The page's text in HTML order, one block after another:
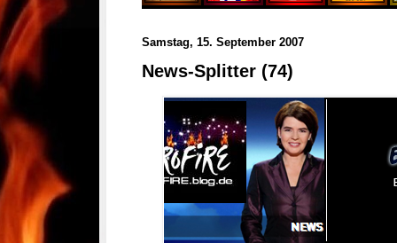
Samstag, 15. September 2007
News-Splitter (74)